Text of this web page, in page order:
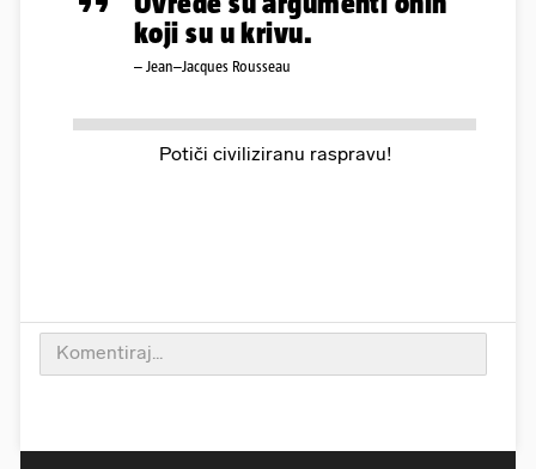
koji su u krivu.
– Jean–Jacques Rousseau
Potiči civiliziranu raspravu!